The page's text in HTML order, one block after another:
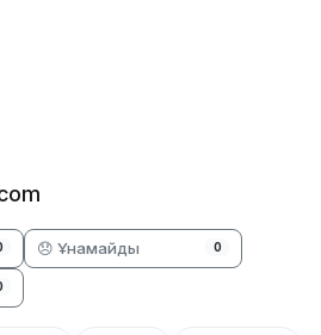
😞 Ұнамайды 0